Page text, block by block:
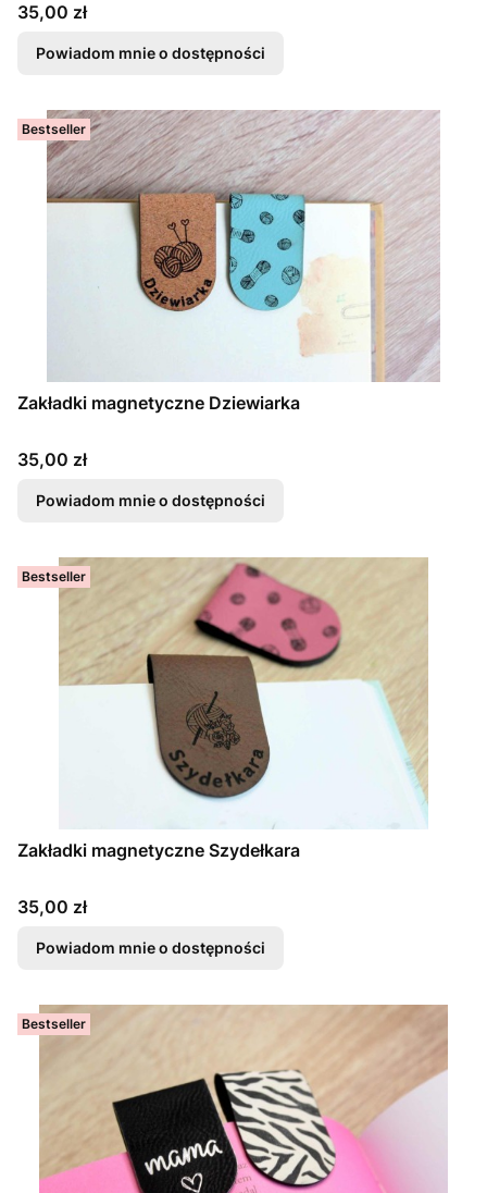
Cena
35,00 zł
Powiadom mnie o dostępności
Bestseller
Zakładki magnetyczne Dziewiarka
Cena
35,00 zł
Powiadom mnie o dostępności
Bestseller
Zakładki magnetyczne Szydełkara
Cena
35,00 zł
Powiadom mnie o dostępności
Bestseller